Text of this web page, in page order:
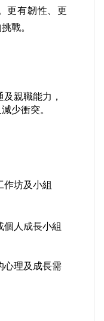
更有韌性、更
戰。
親職能力，
少衝突。
作坊及小組
個人成長小組
心理及成長需